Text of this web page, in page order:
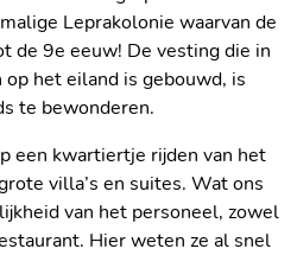
Leprakolonie waarvan de
de 9e eeuw! De vesting die in
het eiland is gebouwd, is
te bewonderen.
een kwartiertje rijden van het
villa’s en suites. Wat ons
van het personeel, zowel
Hier weten ze al snel